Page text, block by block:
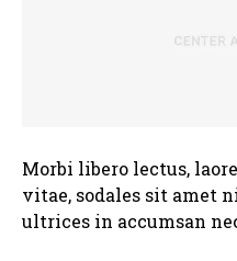
Morbi libero lectus,
vitae, sodales sit amet
ultrices in accumsan